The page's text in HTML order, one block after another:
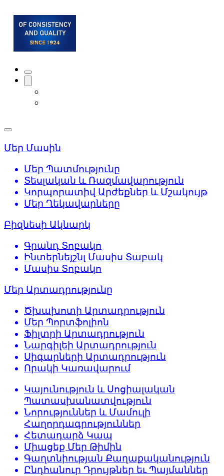
Մեր Մասին
Մեր Պատմությունը
Տեսլական և Ռազմավարություն
Կորպորատիվ Արժեքներ և Մշակույթ
Մեր Ղեկավարները
Բիզնեսի Ակնարկ
Գրանդ Տոբակո
Ինտերնեյշնլ Մասիս Տաբակ
Մասիս Տոբակո
Մեր Արտադրությունը
Ծխախոտի Արտադրություն
Մեր Պորտֆոլիոն
Ֆիլտրի Արտադրություն
Նարգիլեի Արտադրություն
Սիգարների Արտադրություն
Որակի Կառավարում
Կայունություն և Սոցիալական
Պատասխանատվություն
Նորություններ և Մամուլի
Հաղորդագրություններ
Հետադարձ Կապ
Միացեք Մեր Թիմին
Գաղտնիության Քաղաքականություն
Ընդհանուր Դրույթներ եւ Պայմաններ